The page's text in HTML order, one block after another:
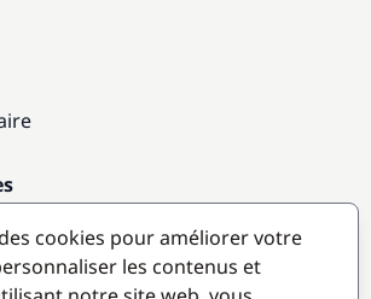
cookies pour améliorer votre
les contenus et